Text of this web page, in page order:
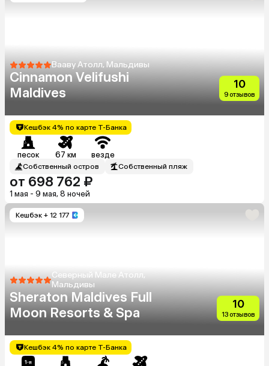
Вааву Атолл, Мальдивы
Cinnamon Velifushi
Maldives
10
9 отзывов
Кешбэк 4% по карте Т-Банка
песок 67 км везде
Собственный остров Собственный пляж
от 698 762 ₽
1 мая - 9 мая, 8 ночей
Кешбэк + 12 177
Северный Мале Атолл,
Мальдивы
Sheraton Maldives Full
Moon Resorts & Spa
10
13 отзывов
Кешбэк 4% по карте Т-Банка